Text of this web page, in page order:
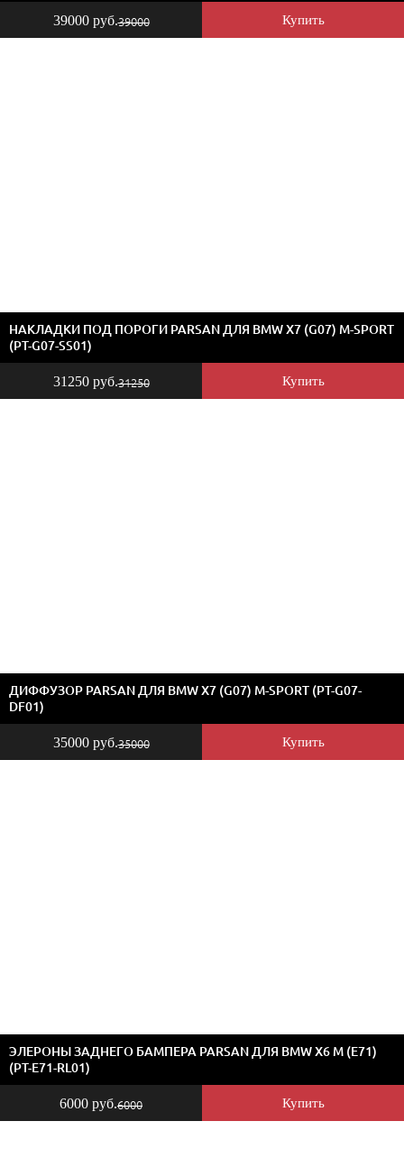
39000 руб.39000 Купить
31250 руб.31250 Купить
НАКЛАДКИ ПОД ПОРОГИ PARSAN ДЛЯ BMW X7 (G07) M-SPORT
(PT-G07-SS01)
35000 руб.35000 Купить
ДИФФУЗОР PARSAN ДЛЯ BMW X7 (G07) M-SPORT (PT-G07-
DF01)
6000 руб.6000 Купить
ЭЛЕРОНЫ ЗАДНЕГО БАМПЕРА PARSAN ДЛЯ BMW X6 M (E71)
(PT-E71-RL01)